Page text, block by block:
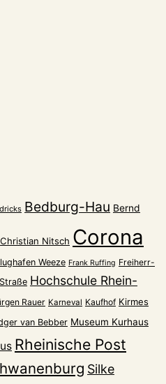
Bedburg-Hau Bernd
Christian Nitsch Corona
Weeze Frank Ruffing Freiherr-
Hochschule Rhein-
Rauer Karneval Kaufhof Kirmes
van Bebber Museum Kurhaus
Rheinische Post
Silke